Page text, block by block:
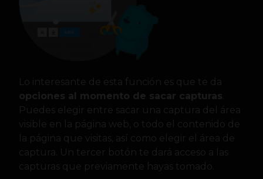
Lo interesante de esta función es que te da
opciones al momento de sacar capturas
Puedes elegir entre sacar una captura del área
visible en la página web, o todo el contenido de
la página que visitas, así como elegir el área de
captura. Un tercer botón te dará acceso a las
capturas que previamente hayas tomado.